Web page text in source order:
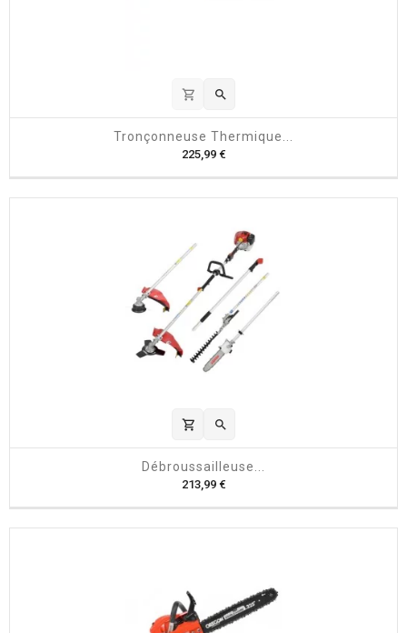
shopping_cart 
Tronçonneuse Thermique...
225,99 €P
x
shopping_cart 
Débroussailleuse...
213,99 €P
x